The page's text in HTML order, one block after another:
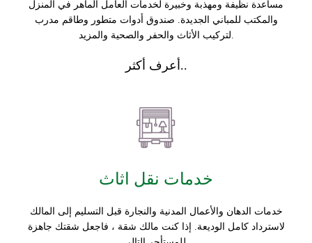
مساعدة نظيفة ومهذبة وخبيرة لخدمات العامل الماهر في المنزل
والمكتب للمباني الجديدة. صندوق أدوات متطور وطاقم مدرب
لتركيب الأثاث والحفر والصحية والمزيد.
أعرف أكثر..
خدمات نقل اثاث
خدمات الدهان والأعمال المدنية والنجارة قبل التسليم إلى المالك
لاسترداد كامل الوديعة. إذا كنت مالك شقة ، فاجعل شقتك جاهزة